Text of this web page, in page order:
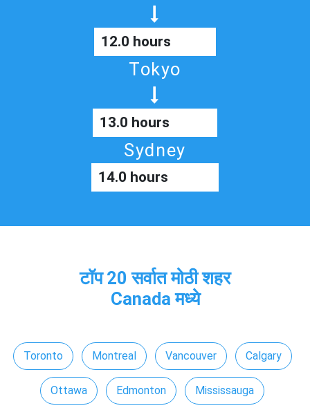
12.0 hours
Tokyo
13.0 hours
Sydney
14.0 hours
टॉप 20 सर्वात मोठी शहर
Canada मध्ये
Toronto Montreal Vancouver Calgary
Ottawa Edmonton Mississauga